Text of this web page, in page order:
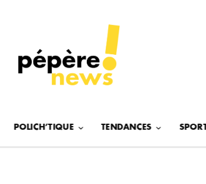
POLICH’TIQUE TENDANCES SPORT